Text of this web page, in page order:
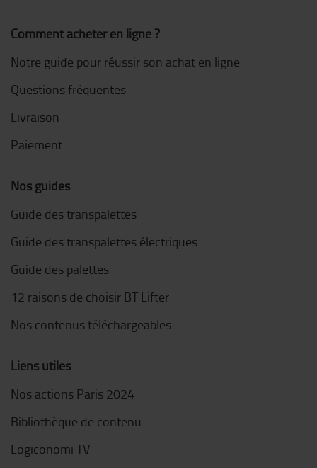
Comment acheter en ligne ?
Notre guide pour réussir son achat en ligne
Questions fréquentes
Livraison
Paiement
Nos guides
Guide des transpalettes
Guide des transpalettes électriques
Guide des palettes
12 raisons de choisir BT Lifter
Nos contenus téléchargeables
Liens utiles
Nos actions Paris 2024
Bibliothèque de contenu
Logiconomi TV